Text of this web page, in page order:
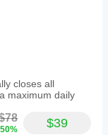
closes all
maximum daily
$39